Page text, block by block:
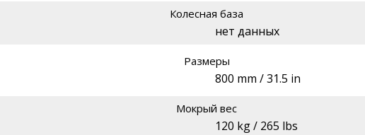
Колесная база
нет данных
Размеры
800 mm / 31.5 in
Мокрый вес
120 kg / 265 lbs